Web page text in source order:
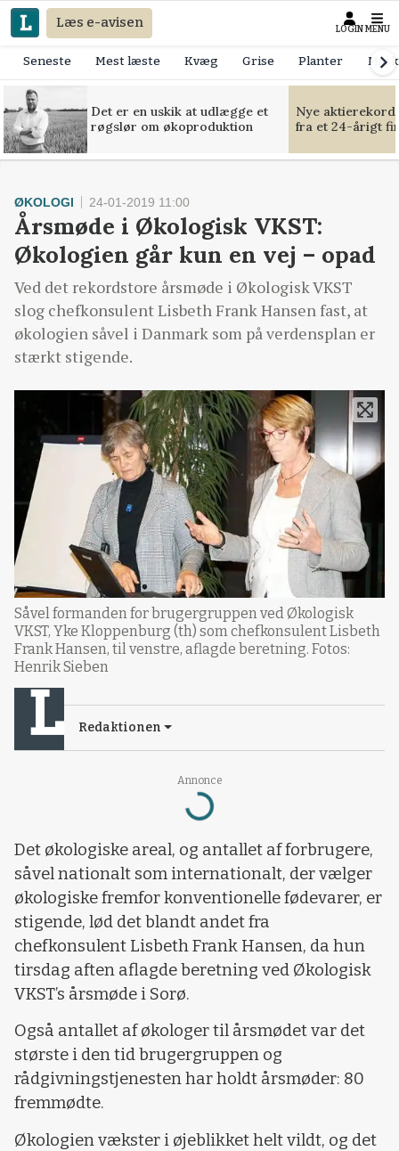
Læs e-avisen LOGIN MENU
Seneste Mest læste Kvæg Grise Planter
Det er en uskik at udlægge et
røgslør om økoproduktion
Nye
fra et 24-årigt
Annonce
Loading...
ØKOLOGI 24-01-2019 11:00
Årsmøde i Økologisk VKST:
Økologien går kun en vej – opad
Ved det rekordstore årsmøde i Økologisk VKST
slog chefkonsulent Lisbeth Frank Hansen fast, at
økologien såvel i Danmark som på verdensplan er
stærkt stigende.
Såvel formanden for brugergruppen ved Økologisk
VKST, Yke Kloppenburg (th) som chefkonsulent Lisbeth
Frank Hansen, til venstre, aflagde beretning. Fotos:
Henrik Sieben
Redaktionen
Det økologiske areal, og antallet af forbrugere,
såvel nationalt som internationalt, der vælger
økologiske fremfor konventionelle fødevarer, er
stigende, lød det blandt andet fra
chefkonsulent Lisbeth Frank Hansen, da hun
tirsdag aften aflagde beretning ved Økologisk
VKST’s årsmøde i Sorø.
Også antallet af økologer til årsmødet var det
største i den tid brugergruppen og
rådgivningstjenesten har holdt årsmøder: 80
fremmødte.
Økologien vækster i øjeblikket helt vildt, og det